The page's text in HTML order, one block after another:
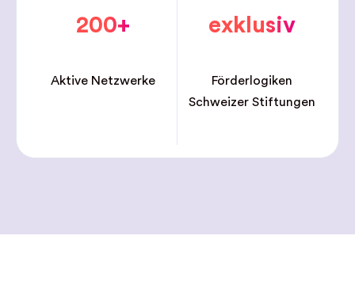
200+
Aktive Netzwerke
exklusiv
Förderlogiken
Schweizer Stiftungen